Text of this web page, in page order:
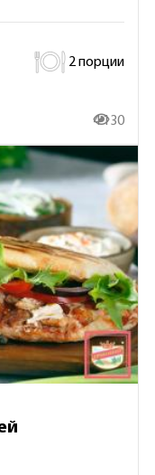
2 порции
4 130